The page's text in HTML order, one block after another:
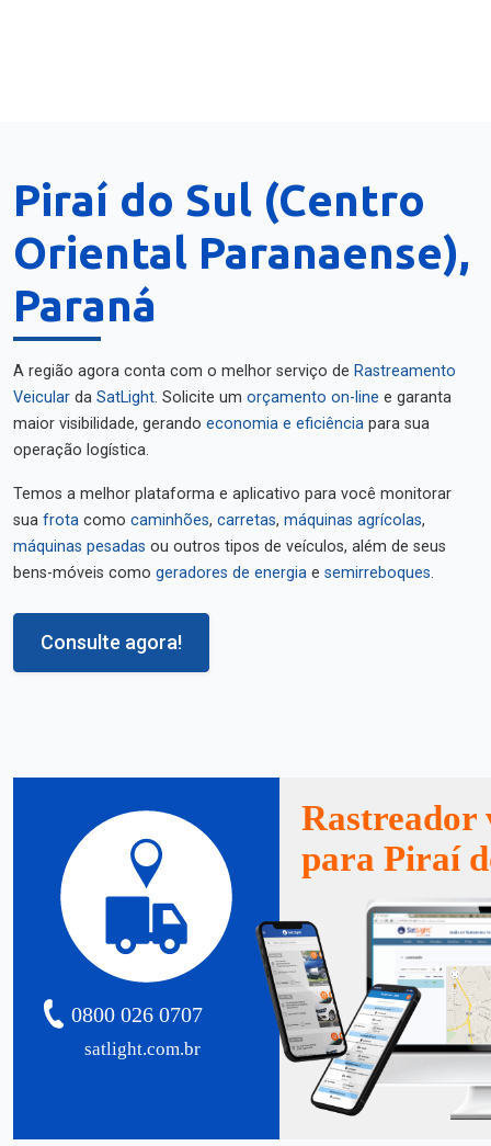
Piraí do Sul (Centro
Oriental Paranaense),
Paraná
A região agora conta com o melhor serviço de Rastreamento
Veicular da SatLight. Solicite um orçamento on-line e garanta
maior visibilidade, gerando economia e eficiência para sua
operação logística.
Temos a melhor plataforma e aplicativo para você monitorar
sua frota como caminhões, carretas, máquinas agrícolas,
máquinas pesadas ou outros tipos de veículos, além de seus
bens-móveis como geradores de energia e semirreboques.
Consulte agora!
satlight.com.br
0800 026 0707
Rastreador
para Piraí